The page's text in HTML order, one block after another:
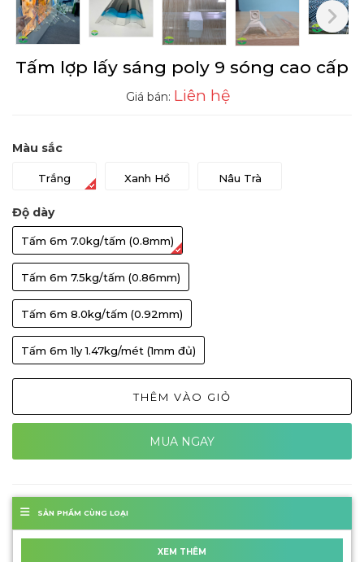
Tấm lợp lấy sáng poly 9 sóng cao cấp
Giá bán: Liên hệ
Màu sắc
Trắng Xanh Hồ Nâu Trà
Độ dày
Tấm 6m 7.0kg/tấm (0.8mm)
Tấm 6m 7.5kg/tấm (0.86mm)
Tấm 6m 8.0kg/tấm (0.92mm)
Tấm 6m 1ly 1.47kg/mét (1mm đủ)
THÊM VÀO GIỎ
MUA NGAY
SẢN PHẨM CÙNG LOẠI
XEM THÊM